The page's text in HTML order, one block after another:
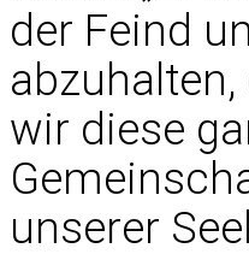
der Feind
wir diese
unserer